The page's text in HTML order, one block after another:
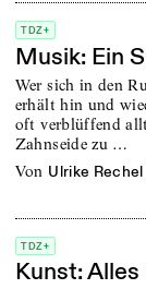
TDZ+
Musik: Ein
Wer sich in den
erhält hin und
oft verblüffend
Zahnseide zu …
von Ulrike Rechel
TDZ+
Kunst: